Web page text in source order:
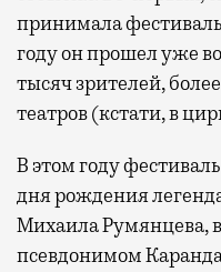
принимала
году он прошел уже
тысяч зрителей,
театров (кстати, в
В этом году
дня рождения
Михаила Румянцева,
псевдонимом